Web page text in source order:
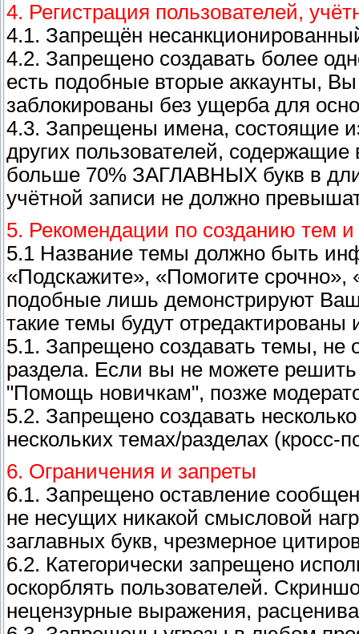
4. Регистрация пользователей,
4.1. Запрещён
4.2. Запрещено создавать более
есть подобные вторые аккаунты,
заблокированы без ущерба для
4.3. Запрещены имена, состоящие
других пользователей,
больше 70% ЗАГЛАВНЫХ букв в
учётной записи не должно
5. Рекомендации по созданию тем
5.1 Название темы должно быть
«Подскажите», «Помогите срочно»,
подобные лишь демонстрируют
такие темы будут
5.1. Запрещено создавать темы, не
раздела. Если вы не можете решить
"Помощь новичкам", позже
5.2. Запрещено создавать
нескольких темах/разделах (кросс-
6. Ограничения и запреты
6.1. Запрещено оставление
не несущих никакой смысловой
заглавных букв, чрезмерное
6.2. Категорически запрещено
оскорблять пользователей.
нецензурные выражения,